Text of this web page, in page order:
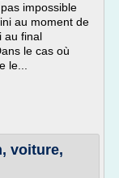
impossible
au moment de
au final
le cas où
le...
voiture,